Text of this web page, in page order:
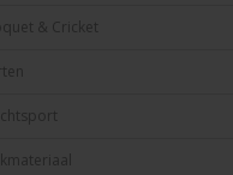
& Cricket